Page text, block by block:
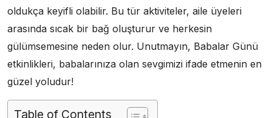
oldukça keyifli olabilir. Bu tür aktiviteler, aile üyeleri
arasında sıcak bir bağ oluşturur ve herkesin
gülümsemesine neden olur. Unutmayın, Babalar Günü
etkinlikleri, babalarınıza olan sevgimizi ifade etmenin en
güzel yoludur!
Table of Contents